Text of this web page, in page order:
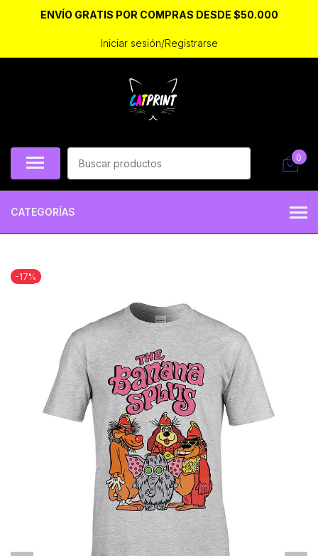
ENVÍO GRATIS POR COMPRAS DESDE $50.000
Iniciar sesión/Registrarse
0
CATEGORÍAS
-17%